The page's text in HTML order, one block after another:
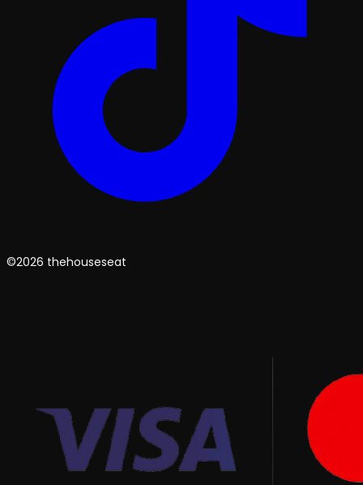
©2026 thehouseseat